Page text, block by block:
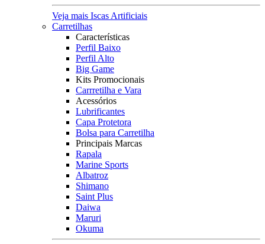
Veja mais Iscas Artificiais
Carretilhas
Características
Perfil Baixo
Perfil Alto
Big Game
Kits Promocionais
Carrretilha e Vara
Acessórios
Lubrificantes
Capa Protetora
Bolsa para Carretilha
Principais Marcas
Rapala
Marine Sports
Albatroz
Shimano
Saint Plus
Daiwa
Maruri
Okuma